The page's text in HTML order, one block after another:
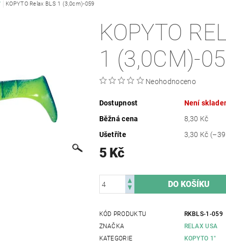
KOPYTO Relax BLS 1 (3,0cm)-059
KOPYTO
1 (3,0CM)-
Neohodnoceno
Dostupnost
Není
Běžná cena
8,30 Kč
Ušetříte
3,30 Kč (–39
5 Kč
KÓD PRODUKTU
RKBLS-1-059
ZNAČKA
RELAX USA
KATEGORIE
KOPYTO 1"